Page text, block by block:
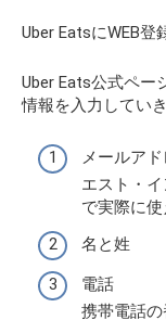
Uber EatsにWEB登
Uber Eats公式ペー
情報を入力してい
メールア
エスト・
で実際に
名と姓
電話 ➡
携帯電話